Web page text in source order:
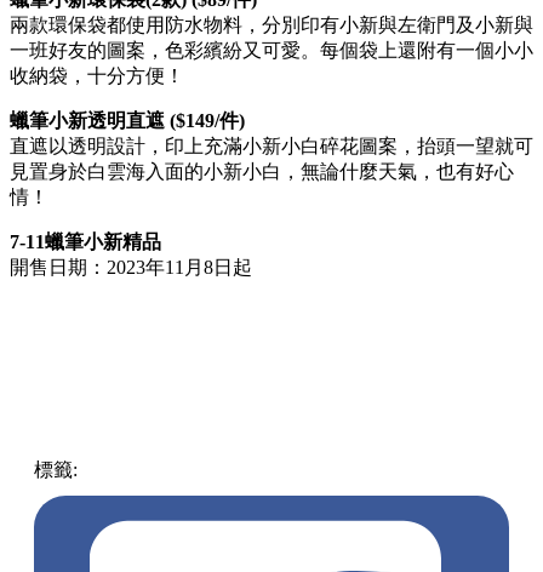
兩款環保袋都使用防水物料，分別印有小新與左衛門及小新與
一班好友的圖案，色彩繽紛又可愛。每個袋上還附有一個小小
收納袋，十分方便！
蠟筆小新透明直遮 ($149/件)
直遮以透明設計，印上充滿小新小白碎花圖案，抬頭一望就可
見置身於白雲海入面的小新小白，無論什麼天氣，也有好心
情！
7-11蠟筆小新精品
開售日期：2023年11月8日起
標籤: